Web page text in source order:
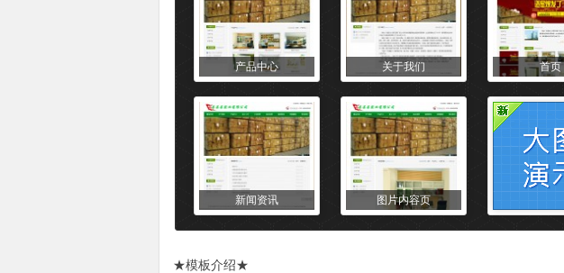
产品中心 关于我们 首页
新闻资讯 图片内容页
★模板介绍★